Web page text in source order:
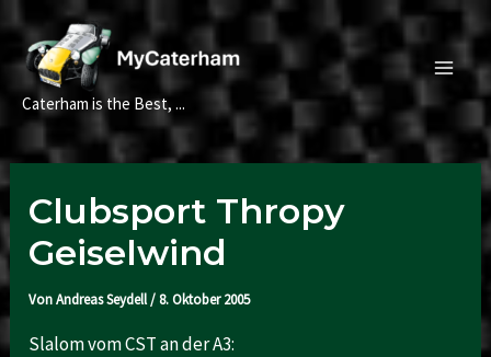
Inhalt
springen
Caterham is the Best, ...
Main
Clubsport Thropy
Geiselwind
VonAndreas Seydell/8. Oktober 2005
Slalom vom CST an der A3: